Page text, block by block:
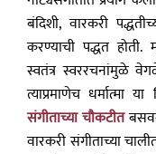
बंदिशी, वारकरी
करण्याची पद्धत होती.
स्वतंत्र स्वररचनांमुळे
त्याप्रमाणेच धर्मात्मा
संगीताच्या चौकटीत
वारकरी संगीताच्या